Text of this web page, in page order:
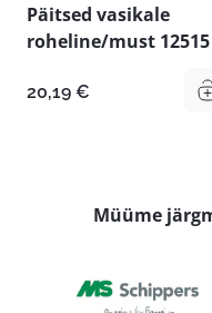
Päitsed vasikale
roheline/must 12515
20,19 €
Müüme